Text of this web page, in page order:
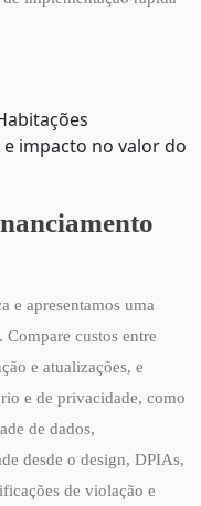
impacto no valor do
e apresentamos uma
custos entre
e atualizações, e
e de privacidade, como
de dados,
desde o design, DPIAs,
de violação e